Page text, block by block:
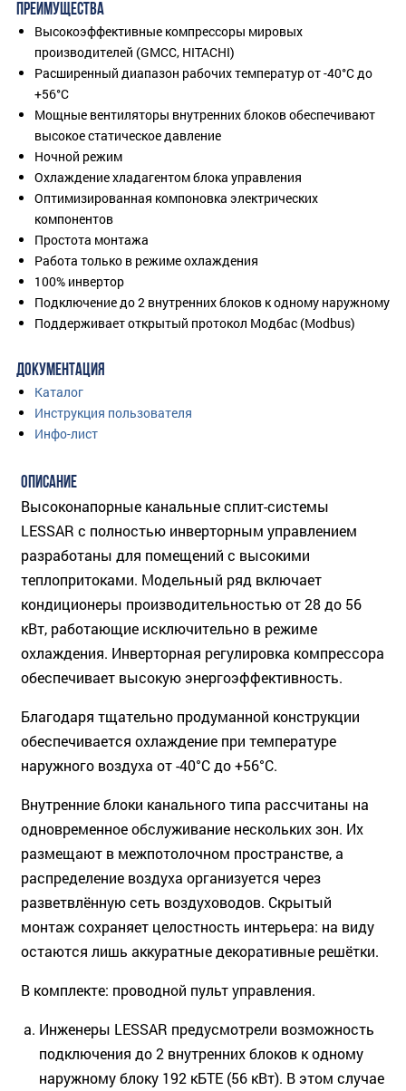
ПРЕИМУЩЕСТВА
Высокоэффективные компрессоры мировых
производителей (GMCC, HITACHI)
Расширенный диапазон рабочих температур от -40°C до
+56°C
Мощные вентиляторы внутренних блоков обеспечивают
высокое статическое давление
Ночной режим
Охлаждение хладагентом блока управления
Оптимизированная компоновка электрических
компонентов
Простота монтажа
Работа только в режиме охлаждения
100% инвертор
Подключение до 2 внутренних блоков к одному наружному
Поддерживает открытый протокол Модбас (Modbus)
ДОКУМЕНТАЦИЯ
Каталог
Инструкция пользователя
Инфо-лист
ОПИСАНИЕ
Высоконапорные канальные сплит-системы
LESSAR с полностью инверторным управлением
разработаны для помещений с высокими
теплопритоками. Модельный ряд включает
кондиционеры производительностью от 28 до 56
кВт, работающие исключительно в режиме
охлаждения. Инверторная регулировка компрессора
обеспечивает высокую энергоэффективность.
Благодаря тщательно продуманной конструкции
обеспечивается охлаждение при температуре
наружного воздуха от -40°C до +56°C.
Внутренние блоки канального типа рассчитаны на
одновременное обслуживание нескольких зон. Их
размещают в межпотолочном пространстве, а
распределение воздуха организуется через
разветвлённую сеть воздуховодов. Скрытый
монтаж сохраняет целостность интерьера: на виду
остаются лишь аккуратные декоративные решётки.
В комплекте: проводной пульт управления.
Инженеры LESSAR предусмотрели возможность
подключения до 2 внутренних блоков к одному
наружному блоку 192 кБТЕ (56 кВт). В этом случае